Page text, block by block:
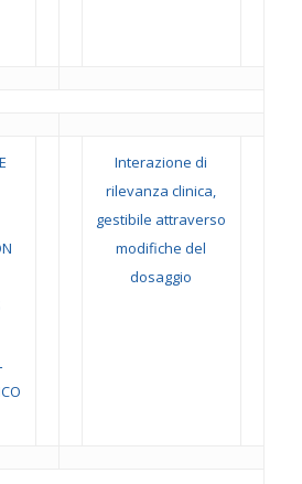
Interazione di
rilevanza clinica,
gestibile attraverso
modifiche del
dosaggio